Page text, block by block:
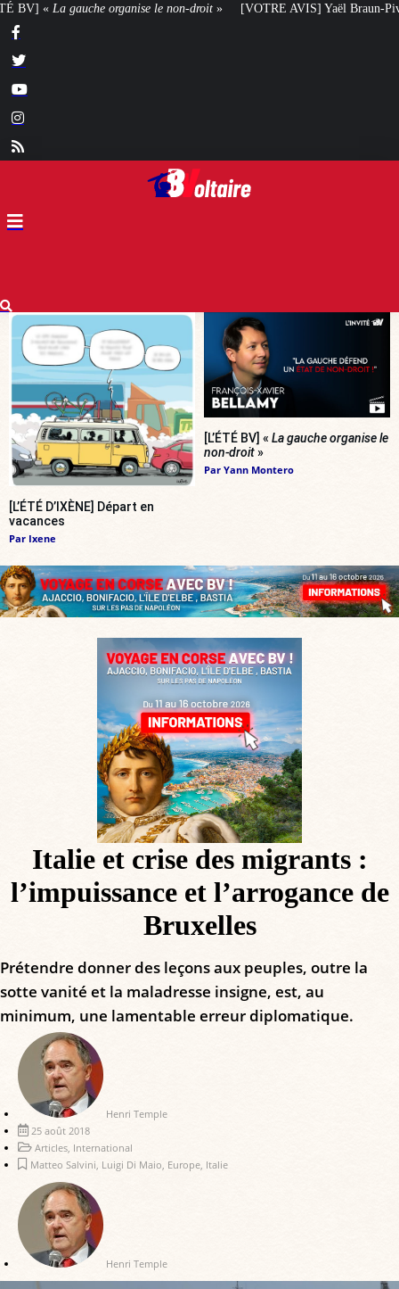
droit» [VOTRE AVIS] Yaël Braun-Pivet doit-elle renoncer à son projet
[L’ÉTÉ D’IXÈNE] Départ en
vacances
Par Ixene
[L’ÉTÉ BV] « La gauche organise le
non-droit»
Par Yann Montero
Italie et crise des migrants :
l’impuissance et l’arrogance de
Bruxelles
Prétendre donner des leçons aux peuples, outre la
sotte vanité et la maladresse insigne, est, au
minimum, une lamentable erreur diplomatique.
Henri Temple
25 août 2018
Articles, International
Matteo Salvini, Luigi Di Maio, Europe, Italie
Henri Temple